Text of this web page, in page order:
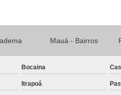
Mauá - Bairros
Bocaina
Itrapoá